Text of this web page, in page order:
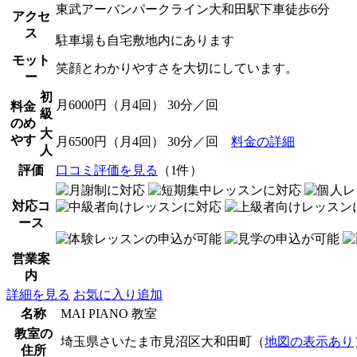
アクセ
ス
東武アーバンパークライン大和田駅下車徒歩6分
駐車場も自宅敷地内にあります
モット
ー
笑顔とわかりやすさを大切にしています。
料金
のめ
やす
初
級
月6000円（月4回） 30分／回
大
人
月6500円（月4回） 30分／回 料金の詳細
評価 口コミ評価を見る （1件）
対応コ
ース
営業案
内
詳細を見る お気に入り追加
名称
MAI PIANO 教室
教室の
住所
埼玉県さいたま市見沼区大和田町（地図の表示あり